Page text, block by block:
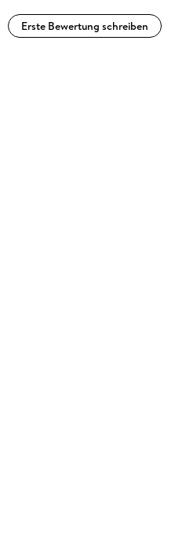
Erste Bewertung schreiben